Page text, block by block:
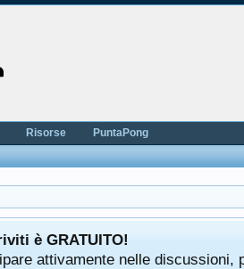
è GRATUITO!
attivamente nelle discussioni,
Risorse PuntaPong